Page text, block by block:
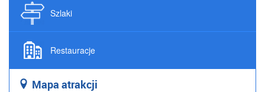
Szlaki
Restauracje
Mapa atrakcji